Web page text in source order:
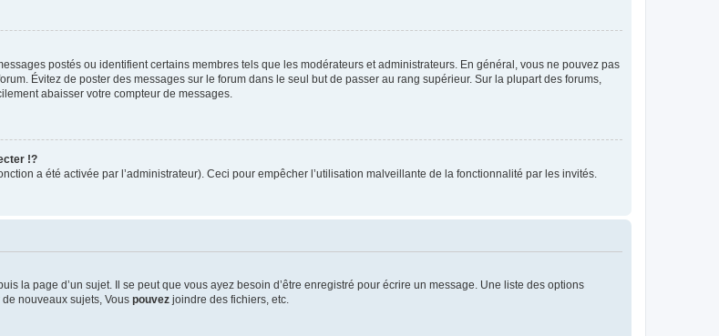
postés ou identifient certains membres tels que les modérateurs et administrateurs. En général, vous ne pouvez pas
Évitez de poster des messages sur le forum dans le seul but de passer au rang supérieur. Sur la plupart des forums,
abaisser votre compteur de messages.
!?
a été activée par l’administrateur). Ceci pour empêcher l’utilisation malveillante de la fonctionnalité par les invités.
la page d’un sujet. Il se peut que vous ayez besoin d’être enregistré pour écrire un message. Une liste des options
de nouveaux sujets, Vous pouvez joindre des fichiers, etc.